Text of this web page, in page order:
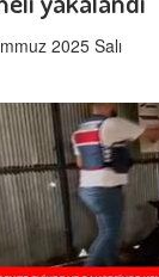
2025 Salı